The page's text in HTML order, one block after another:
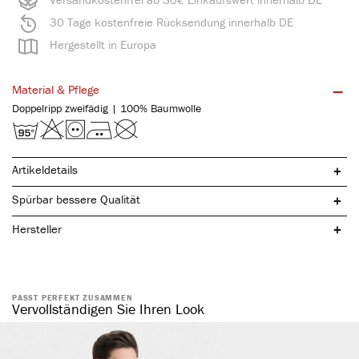
30 Tage kostenfreie Rücksendung innerhalb DE
Hergestellt in Europa
Material & Pflege
Doppelripp zweifädig | 100% Baumwolle
Artikeldetails
reine, natürliche Baumwolle
hochwertige Borte
ohne störende Seitennähte
anliegende Passform
Spürbar bessere Qualität
Hersteller
PASST PERFEKT ZUSAMMEN
Vervollständigen Sie Ihren Look